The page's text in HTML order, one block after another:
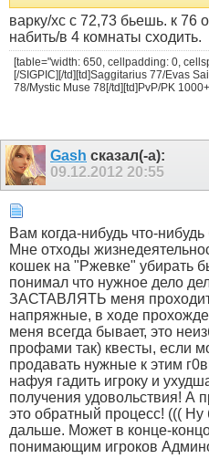
варку/хс с 72,73 бьешь. к 76
набить/в 4 комнаты сходить.
[table="width: 650, cellpadding: 0,
[/SIGPIC][/td][td]Saggitarius 77/Evas
78/Mystic Muse 78[/td][td]PvP/PK
Gash сказал(-а):
09.12.2012 20:55
Вам когда-нибудь что-
Мне отходы
кошек на "Ржевке" убирать
понимал что нужное дело
ЗАСТАВЛЯТЬ меня
напряжные, в ходе
меня всегда бывает, это
профами так) квесты, если
продавать нужные к этим
нафуя гадить игроку и
получения удовольствия! А
это обратный процесс! ((( Ну
дальше. Может в конце-
понимающим игроков